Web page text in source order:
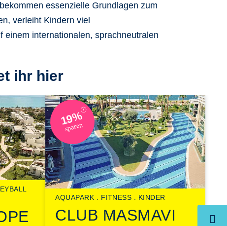
essenzielle Grundlagen zum
verleiht Kindern viel
internationalen, sprachneutralen
ihr hier
AQUAPARK FITNESS KINDER
CLUB MASMAVI
19%ⓘ
sparen